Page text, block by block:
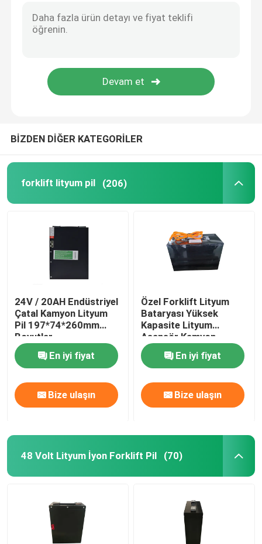
BİZDEN DİĞER KATEGORİLER
forklift lityum pil (206)
24V / 20AH Endüstriyel
Çatal Kamyon Lityum
Pil 197*74*260mm
Boyutlar
En iyi fiyat
Bize ulaşın
Özel Forklift Lityum
Bataryası Yüksek
Kapasite Lityum
Asansör Kamyon
Bataryası 400Ah
En iyi fiyat
Bize ulaşın
48 Volt Lityum İyon Forklift Pil (70)